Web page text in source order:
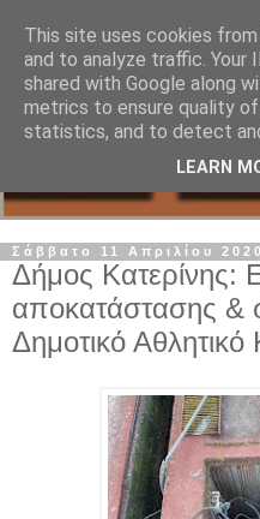
Σάββατο 11 Απριλίου 2020
Δήμος Κατερίνης:
αποκατάστασης &
Δημοτικό Αθλητικό
This site uses cookies
and to analyze traffic. Your
shared with Google along
metrics to ensure quality
statistics, and to detect
LEARN